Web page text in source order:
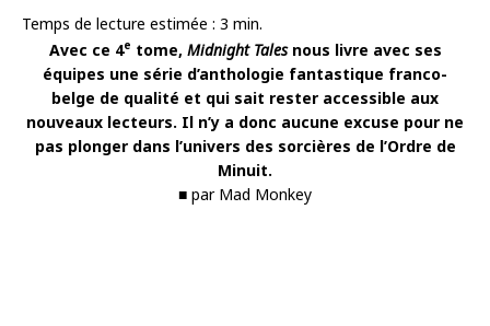
Temps de lecture estimée : 3 min.
Avec ce 4e tome, Midnight Talesnous livre avec ses
équipes une série d’anthologie fantastique franco-
belge de qualité et qui sait rester accessible aux
nouveaux lecteurs. Il n’y a donc aucune excuse pour ne
pas plonger dans l’univers des sorcières de l’Ordre de
Minuit.
■ par Mad Monkey